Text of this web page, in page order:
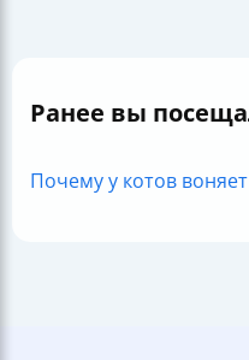
Ранее вы
Почему у котов